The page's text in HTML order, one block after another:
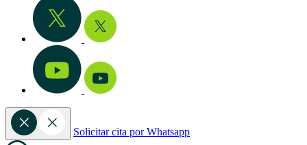
Solicitar cita por Whatsapp